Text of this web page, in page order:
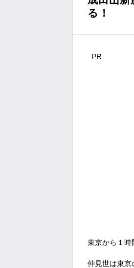
る！
PR
東京から１時
仲見世は東京